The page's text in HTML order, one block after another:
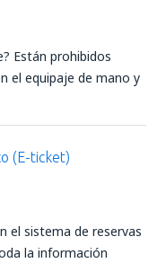
Están prohibidos
el equipaje de mano y
(E-ticket)
el sistema de reservas
la información